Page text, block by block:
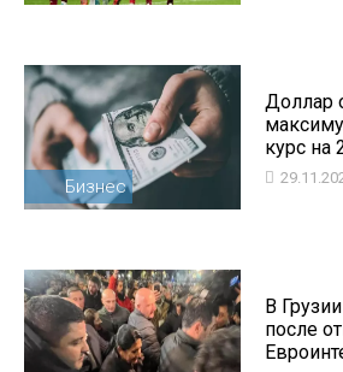
Бизнес
Доллар
курс на
В
после